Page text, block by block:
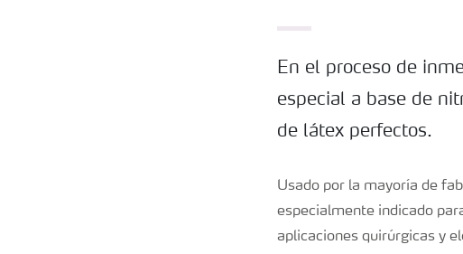
En el proceso de
especial a base de
de látex perfectos.
Usado por la mayoría de
especialmente indicado
aplicaciones quirúrgicas y